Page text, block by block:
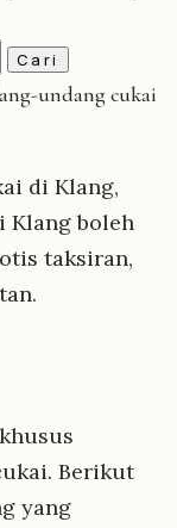
Cari
undang cukai
di Klang,
Klang boleh
taksiran,
Berikut
yang